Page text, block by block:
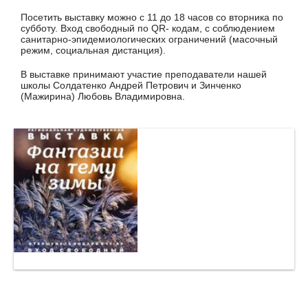
Посетить выставку можно с 11 до 18 часов со вторника по
субботу. Вход свободный по QR- кодам, с соблюдением
санитарно-эпидемиологических ограничений (масочный
режим, социальная дистанция).
В выставке принимают участие преподаватели нашей
школы Солдатенко Андрей Петрович и Зинченко
(Мажирина) Любовь Владимировна.